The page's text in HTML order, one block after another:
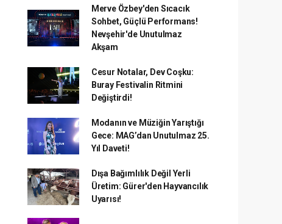
Merve Özbey'den Sıcacık
Sohbet, Güçlü Performans!
Nevşehir'de Unutulmaz
Akşam
Cesur Notalar, Dev Coşku:
Buray Festivalin Ritmini
Değiştirdi!
Modanın ve Müziğin Yarıştığı
Gece: MAG’dan Unutulmaz 25.
Yıl Daveti!
Dışa Bağımlılık Değil Yerli
Üretim: Gürer'den Hayvancılık
Uyarısı!